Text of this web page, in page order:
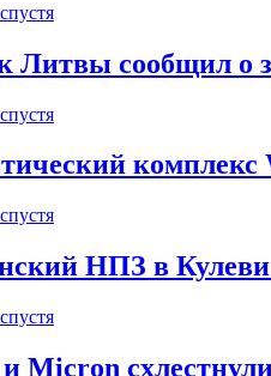
Литвы сообщил о
комплекс
НПЗ в Кулеви
Micron